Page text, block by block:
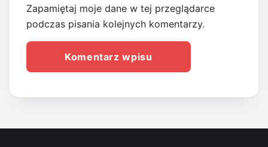
Zapamiętaj moje dane w tej przeglądarce
podczas pisania kolejnych komentarzy.